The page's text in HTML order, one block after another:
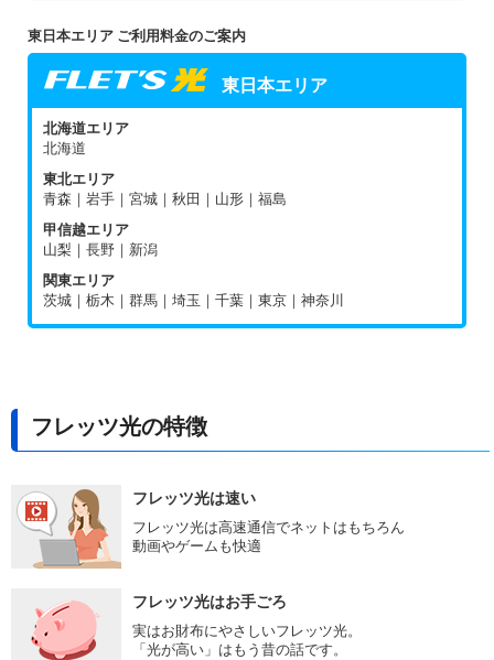
東日本エリア ご利用料金のご案内
東日本エリア
北海道エリア
北海道
東北エリア
青森｜岩手｜宮城｜秋田｜山形｜福島
甲信越エリア
山梨｜長野｜新潟
関東エリア
茨城｜栃木｜群馬｜埼玉｜千葉｜東京｜神奈川
フレッツ光の特徴
フレッツ光は速い
フレッツ光は高速通信でネットはもちろん
動画やゲームも快適
フレッツ光はお手ごろ
実はお財布にやさしいフレッツ光。
「光が高い」はもう昔の話です。